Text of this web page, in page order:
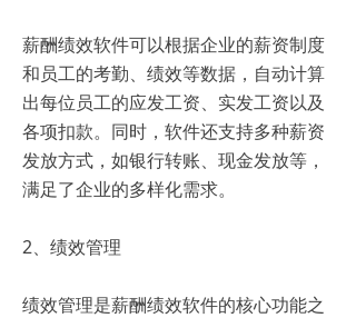
薪酬绩效软件可以根据企业的薪资制度
和员工的考勤、绩效等数据，自动计算
出每位员工的应发工资、实发工资以及
各项扣款。同时，软件还支持多种薪资
发放方式，如银行转账、现金发放等，
满足了企业的多样化需求。
2、绩效管理
绩效管理是薪酬绩效软件的核心功能之